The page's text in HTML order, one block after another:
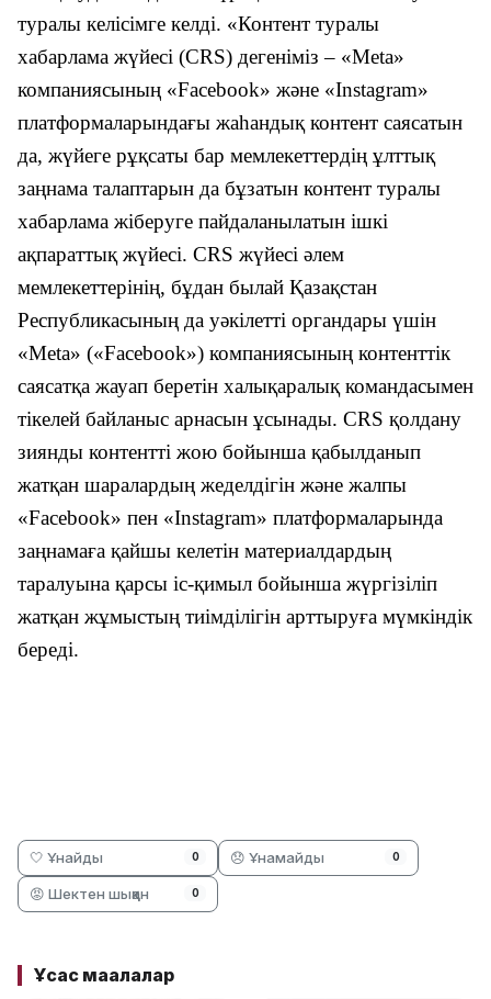
туралы келісімге келді. «Контент туралы
хабарлама жүйесі (CRS) дегеніміз – «Meta»
компаниясының «Facebook» және «Instagram»
платформаларындағы жаһандық контент саясатын
да, жүйеге рұқсаты бар мемлекеттердің ұлттық
заңнама талаптарын да бұзатын контент туралы
хабарлама жіберуге пайдаланылатын ішкі
ақпараттық жүйесі. CRS жүйесі әлем
мемлекеттерінің, бұдан былай Қазақстан
Республикасының да уәкілетті органдары үшін
«Meta» («Facebook») компаниясының контенттік
саясатқа жауап беретін халықаралық командасымен
тікелей байланыс арнасын ұсынады. CRS қолдану
зиянды контентті жою бойынша қабылданып
жатқан шаралардың жеделдігін және жалпы
«Facebook» пен «Instagram» платформаларында
заңнамаға қайшы келетін материалдардың
таралуына қарсы іс-қимыл бойынша жүргізіліп
жатқан жұмыстың тиімділігін арттыруға мүмкіндік
береді.
🤍 Ұнайды 0 😞 Ұнамайды 0
😡 Шектен шыққан 0
Ұқсас мақалалар